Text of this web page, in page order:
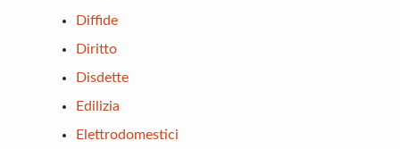
Diffide
Diritto
Disdette
Edilizia
Elettrodomestici